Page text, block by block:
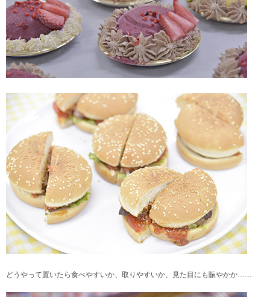
どうやって置いたら食べやすいか、取りやすいか、見た目にも賑やかか……